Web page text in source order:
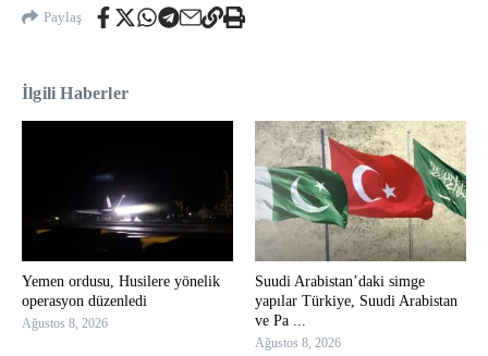
Paylaş
İlgili Haberler
Yemen ordusu, Husilere yönelik
operasyon düzenledi
Ağustos 8, 2026
Suudi Arabistan’daki simge
yapılar Türkiye, Suudi Arabistan
ve Pa ...
Ağustos 8, 2026